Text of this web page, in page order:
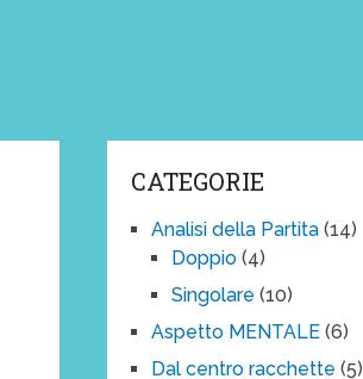
CATEGORIE
Analisi della Partita (14)
Doppio (4)
Singolare (10)
Aspetto MENTALE (6)
Dal centro racchette (5)